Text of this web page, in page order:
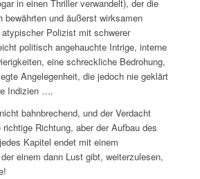
in einen Thriller verwandelt), der die
bewährten und äußerst wirksamen
Polizist mit schwerer
politisch angehauchte Intrige, interne
eine schreckliche Bedrohung,
Angelegenheit, die jedoch nie geklärt
Indizien ….
bahnbrechend, und der Verdacht
Richtung, aber der Aufbau des
Kapitel endet mit einem
einem dann Lust gibt, weiterzulesen,